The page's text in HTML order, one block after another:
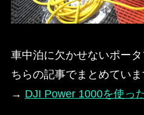
車中泊に欠かせないポー
ちらの記事でまとめていま
→ DJI Power 1000を使っ